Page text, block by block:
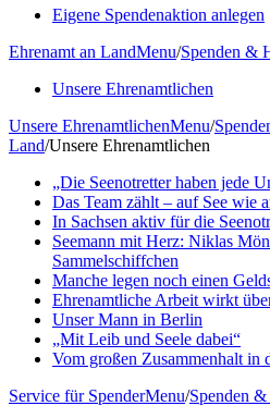
Eigene Spendenaktion anlegen
Ehrenamt an LandMenu/Spenden &
Unsere Ehrenamtlichen
Unsere EhrenamtlichenMenu/
Land/Unsere Ehrenamtlichen
„Die Seenotretter haben jede
Das Team zählt – auf See wie
In Sachsen aktiv für die
Seemann mit Herz: Niklas
Sammelschiffchen
Manche legen noch einen
Ehrenamtliche Arbeit wirkt
Unser Mann in Berlin
„Mit Leib und Seele dabei“
Vom großen Zusammenhalt in
Service für SpenderMenu/Spenden